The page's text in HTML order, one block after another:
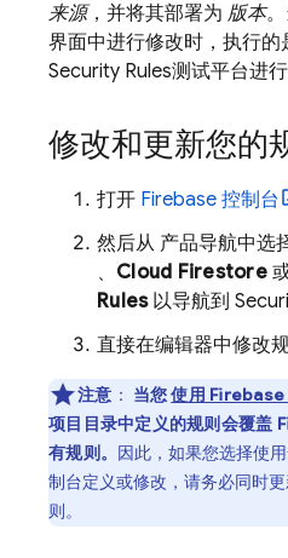
来源，并将其部署为 版本
界面中进行修改时，执行的
Security Rules测试平台进行
修改和更新您的
打开 Firebase 控制台
然后从 产品导航中选
、 Cloud Firestore
Rules以导航到
直接在编辑器中修改规
注意 ： 当您使用 Firebase
项目目录中定义的规则会覆盖
有规则。 因此，如果您选择使
制台定义或修改，请务必同时
则。